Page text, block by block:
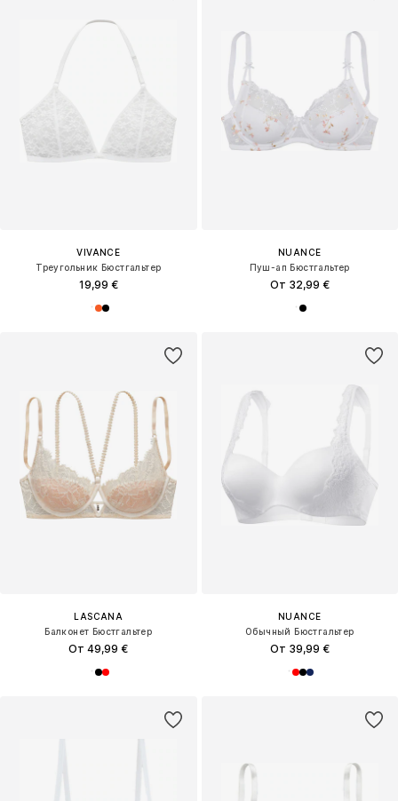
VIVANCE
Треугольник Бюстгальтер
19,99 €
NUANCE
Пуш-ап Бюстгальтер
От 32,99 €
LASCANA
Балконет Бюстгальтер
От 49,99 €
NUANCE
Обычный Бюстгальтер
От 39,99 €